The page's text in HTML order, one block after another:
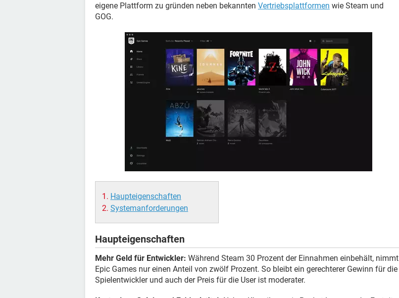
eigene Plattform zu gründen neben bekannten Vertriebsplattformen wie Steam und
GOG.
Haupteigenschaften
Systemanforderungen
Haupteigenschaften
Mehr Geld für Entwickler: Während Steam 30 Prozent der Einnahmen einbehält, nimmt
Epic Games nur einen Anteil von zwölf Prozent. So bleibt ein gerechterer Gewinn für die
Spielentwickler und auch der Preis für die User ist moderater.